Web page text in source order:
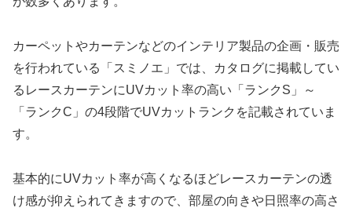
カーペットやカーテンなどのインテリア製品の企画・販売
を行われている「スミノエ」では、カタログに掲載してい
るレースカーテンにUVカット率の高い「ランクS」～
「ランクC」の4段階でUVカットランクを記載されていま
す。
基本的にUVカット率が高くなるほどレースカーテンの透
け感が抑えられてきますので、部屋の向きや日照率の高さ